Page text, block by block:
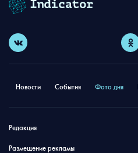
Новости События Фото дня
Редакция
Размещение рекламы